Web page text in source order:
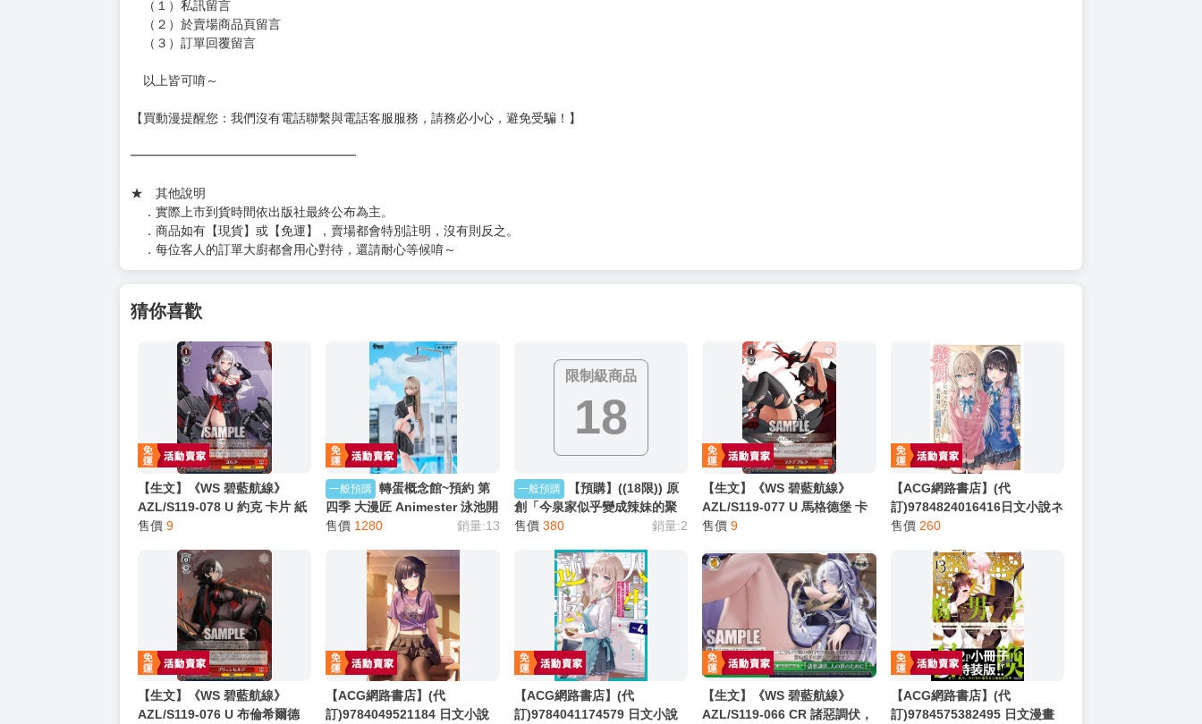
（１）私訊留言
（２）於賣場商品頁留言
（３）訂單回覆留言
以上皆可唷～
【買動漫提醒您：我們沒有電話聯繫與電話客服服務，請務必小心，避免受騙！】
━━━━━━━━━━━━━━━━━━
★ 其他說明
．實際上市到貨時間依出版社最終公布為主。
．商品如有【現貨】或【免運】，賣場都會特別註明，沒有則反之。
．每位客人的訂單大廚都會用心對待，還請耐心等候唷～
猜你喜歡
【生文】《WS 碧藍航線》
AZL/S119-078 U 約克 卡片 紙
牌 收藏卡
售價 9
一般預購 轉蛋概念館~預約 第
四季 大漫匠 Animester 泳池開
放日 更衣準備中 柚子 1/6 免訂
售價 1280 銷量:13
限制級商品
18
一般預購
【預購】((18限)) 原
創「今泉家似乎變成辣妹的聚
會所了 (7)」無修正 (中文同人
5月中上市
售價 380 銷量:2
【生文】《WS 碧藍航線》
AZL/S119-077 U 馬格德堡 卡
片 紙牌 收藏卡
售價 9
【ACG網路書店】(代
訂)9784824016416日文小說ネ
コクロ「孤高の華と呼ばれる
不器用に甘えてきた 5」
售價 260
【生文】《WS 碧藍航線》
AZL/S119-076 U 布倫希爾德
【ACG網路書店】(代
訂)9784049521184 日文小說
【ACG網路書店】(代
訂)9784041174579 日文小說
【生文】《WS 碧藍航線》
AZL/S119-066 CR 諸惡調伏，
【ACG網路書店】(代
訂)9784575382495 日文漫畫